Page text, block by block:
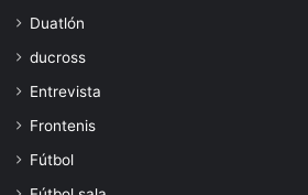
Duatlón
ducross
Entrevista
Frontenis
Fútbol